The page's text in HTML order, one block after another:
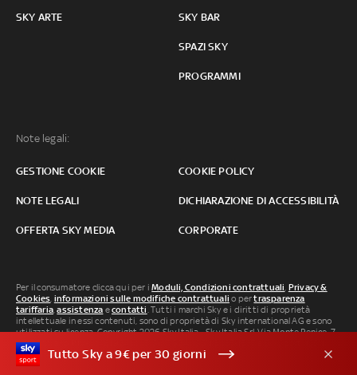
SKY ARTE SKY BAR
SPAZI SKY
PROGRAMMI
Note legali:
GESTIONE COOKIE COOKIE POLICY
NOTE LEGALI DICHIARAZIONE DI ACCESSIBILITÀ
OFFERTA SKY MEDIA CORPORATE
Per il consumatore clicca qui per iModuli, Condizioni contrattuali, Privacy &
Cookies, informazioni sulle modifiche contrattuali o pertrasparenza
tariffaria,assistenza econtatti. Tutti i marchi Sky e i diritti di proprietà
intellettuale in essi contenuti, sono di proprietà di Sky international AG e sono
utilizzati su licenza. Copyright 2026 Sky Italia - Sky Italia Srl Via Monte Penice, 7 -
20138 Milano P.IVA 04619241005. SkyTG24: ISSN 3035-1537 e SkySport: ISSN
3035-1545.Segnalazione Abusi
Tutto Sky a 9€ per 30 giorni